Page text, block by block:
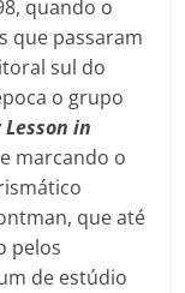
quando o
que passaram
sul do
o grupo
in
marcando o
que até
pelos
de estúdio